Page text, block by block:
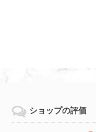
ショップの評価